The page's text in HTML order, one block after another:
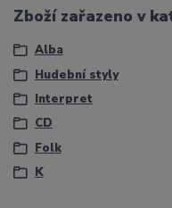
Zboží zařazeno v
Alba
Hudební styly
Interpret
CD
Folk
K